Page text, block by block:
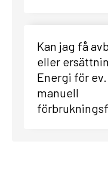
Kan jag få
eller
Energi för
manuell